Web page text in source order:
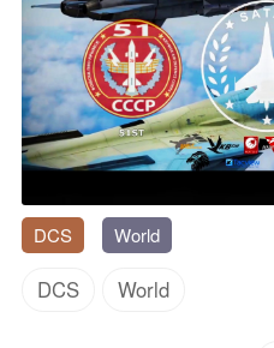
DCS World
DCS World